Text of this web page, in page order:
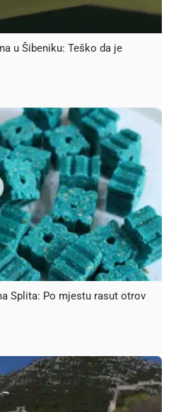
u Šibeniku: Teško da je
Splita: Po mjestu rasut otrov